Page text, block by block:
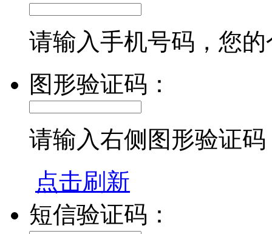
请输入手机号码，您
图形验证码：
请输入右侧图形验证码
点击刷新
短信验证码：